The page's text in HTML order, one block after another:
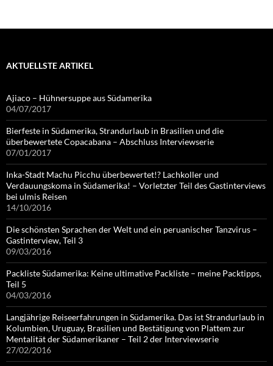
AKTUELLSTE ARTIKEL
Ajiaco – Hühnersuppe aus Südamerika
04/07/2017
Bierfeste in Südamerika, Strandurlaub in Brasilien und die
überbewertete Copacabana – Abschluss Interviewserie
07/01/2017
Inka-Stadt Machu Picchu überbewertet!? Lachkoller und
Verdauungskoma in Südamerika! – Vorletzter Teil des Gastinterviews
bei ulmis Reisen
14/10/2016
Die schönsten Sprachen der Welt und ein peruanischer Tanzvirus –
Gastinterview, Teil 3
09/03/2016
Packliste Südamerika: Keine ultimative Packliste – meine Packtipps,
Teil 5
04/03/2016
Langjährige Reiseerfahrungen in Südamerika. Das ist Strandurlaub in
Kolumbien, Uruguay, Brasilien und Bestätigung von Plattem zur
Mentalität der Südamerikaner – Teil 2 der Interviewserie
27/02/2016